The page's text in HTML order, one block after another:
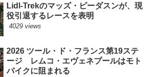
Lidl-Trekのマッズ・ピーダスンが、現
役引退するレースを表明
4029 views
2026 ツール・ド・フランス第19ステ
ージ レムコ・エヴェネプールはモト
バイクに阻まれる